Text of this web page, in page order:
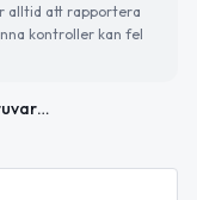
alltid att rapportera
kontroller kan fel
Arbetsplatsolycka på gruvarbetsplats i Gällivare – man förd till sjukhus